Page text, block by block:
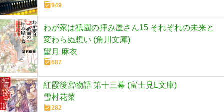
949
わが家は祇園の拝み屋さん15 それぞれの未来と
変わらぬ想い (角川文庫)
望月 麻衣
687
紅霞後宮物語 第十三幕 (富士見L文庫)
雪村花菜
282